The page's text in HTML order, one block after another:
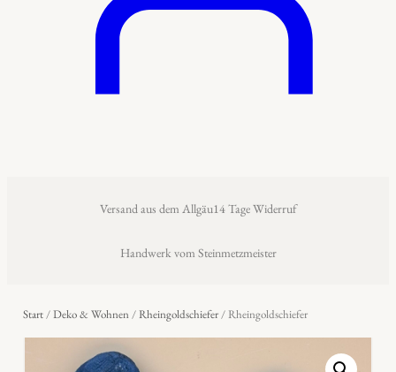
Versand aus dem Allgäu14 Tage Widerruf
Handwerk vom Steinmetzmeister
Start/Deko & Wohnen/Rheingoldschiefer/ Rheingoldschiefer